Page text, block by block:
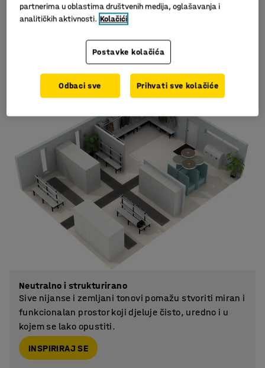
motivirajući prostor. Bez obzira na smjenu ili vrstu posla
– svatko zaslužuje svlačionicu koja pruža udobnost,
Neutralno i strukturirano
Sive nijanse i zemljani tonovi pomažu stvoriti miran i
funkcionalan prostor koji djeluje čisto, uredno i u
kojem se lako opustiti.
INSPIRIRAJ SE
partnerima u oblastima društvenih medija, oglašavanja i
analitičkih aktivnosti. Kolačići
Postavke kolačića
Odbaci sve Prihvati sve kolačiće